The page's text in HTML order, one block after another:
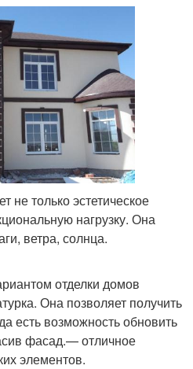
не только эстетическое
нагрузку. Она
ветра, солнца.
отделки домов
Она позволяет получить
есть возможность обновить
фасад.— отличное
элементов.